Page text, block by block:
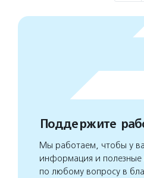
Поддержите
Мы работаем, чтобы у
информация и полезные
по любому вопросу в